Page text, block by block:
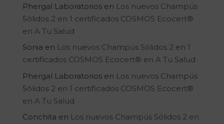
Phergal Laboratoriosen Los nuevos Champús
Sólidos 2 en 1 certificados COSMOS Ecocert®
en A Tu Salud
Sonia en Los nuevos Champús Sólidos 2 en 1
certificados COSMOS Ecocert® en A Tu Salud
Phergal Laboratoriosen Los nuevos Champús
Sólidos 2 en 1 certificados COSMOS Ecocert®
en A Tu Salud
Conchita en Los nuevos Champús Sólidos 2 en